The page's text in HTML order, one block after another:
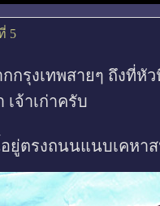
5
กรุงเทพสายๆ ถึงที่หั
เจ้าเก่าครับ
ยู่ตรงถนนแนบเคหาส